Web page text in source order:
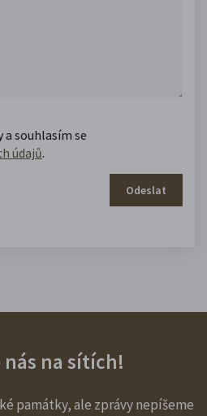
souhlasím se
údajů.
Odeslat
na sítích!
památky, ale zprávy nepíšeme